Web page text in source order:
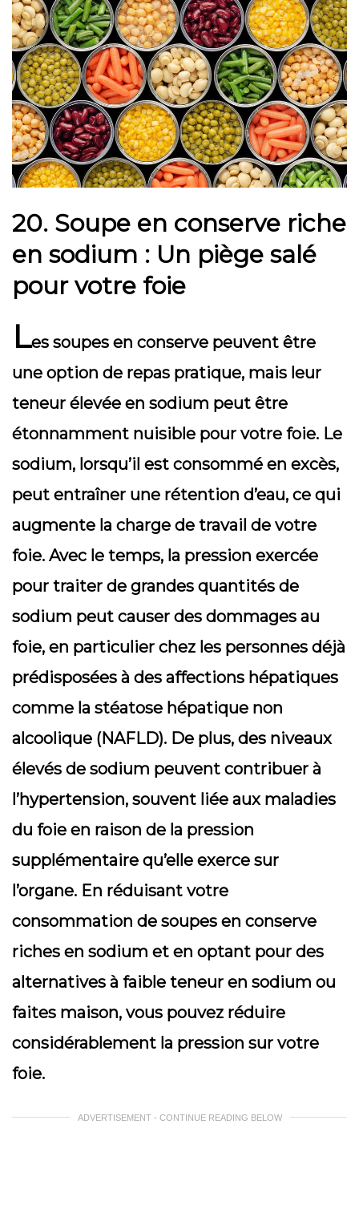
20. Soupe en conserve riche
en sodium : Un piège salé
pour votre foie
Les soupes en conserve peuvent être
une option de repas pratique, mais leur
teneur élevée en sodium peut être
étonnamment nuisible pour votre foie. Le
sodium, lorsqu’il est consommé en excès,
peut entraîner une rétention d’eau, ce qui
augmente la charge de travail de votre
foie. Avec le temps, la pression exercée
pour traiter de grandes quantités de
sodium peut causer des dommages au
foie, en particulier chez les personnes déjà
prédisposées à des affections hépatiques
comme la stéatose hépatique non
alcoolique (NAFLD). De plus, des niveaux
élevés de sodium peuvent contribuer à
l’hypertension, souvent liée aux maladies
du foie en raison de la pression
supplémentaire qu’elle exerce sur
l’organe. En réduisant votre
consommation de soupes en conserve
riches en sodium et en optant pour des
alternatives à faible teneur en sodium ou
faites maison, vous pouvez réduire
considérablement la pression sur votre
foie.
ADVERTISEMENT - CONTINUE READING BELOW